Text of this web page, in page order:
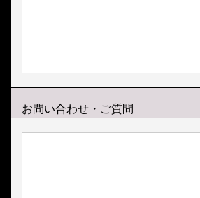
お問い合わせ・ご質問